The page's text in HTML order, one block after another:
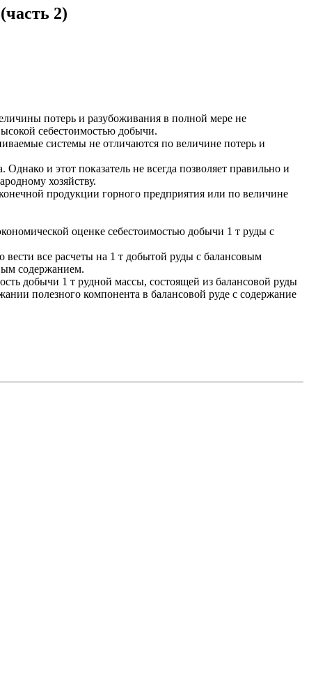
2)
потерь и разубоживания в полной мере не
себестоимостью добычи.
системы не отличаются по величине потерь и
и этот показатель не всегда позволяет правильно и
хозяйству.
продукции горного предприятия или по величине
оценке себестоимостью добычи 1 т руды с
все расчеты на 1 т добытой руды с балансовым
содержанием.
добычи 1 т рудной массы, состоящей из балансовой руды
полезного компонента в балансовой руде с содержание